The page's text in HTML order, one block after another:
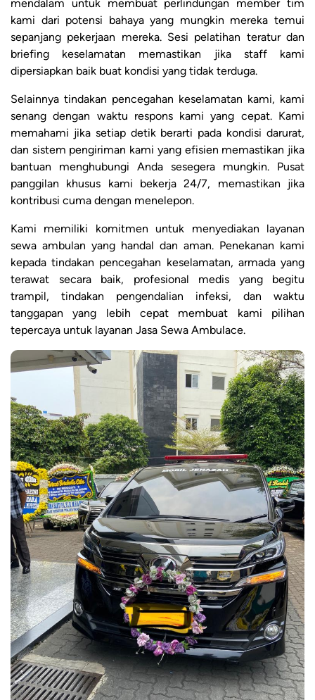
mendalam untuk membuat perlindungan member tim
kami dari potensi bahaya yang mungkin mereka temui
sepanjang pekerjaan mereka. Sesi pelatihan teratur dan
briefing keselamatan memastikan jika staff kami
dipersiapkan baik buat kondisi yang tidak terduga.
Selainnya tindakan pencegahan keselamatan kami, kami
senang dengan waktu respons kami yang cepat. Kami
memahami jika setiap detik berarti pada kondisi darurat,
dan sistem pengiriman kami yang efisien memastikan jika
bantuan menghubungi Anda sesegera mungkin. Pusat
panggilan khusus kami bekerja 24/7, memastikan jika
kontribusi cuma dengan menelepon.
Kami memiliki komitmen untuk menyediakan layanan
sewa ambulan yang handal dan aman. Penekanan kami
kepada tindakan pencegahan keselamatan, armada yang
terawat secara baik, profesional medis yang begitu
trampil, tindakan pengendalian infeksi, dan waktu
tanggapan yang lebih cepat membuat kami pilihan
tepercaya untuk layanan Jasa Sewa Ambulace.